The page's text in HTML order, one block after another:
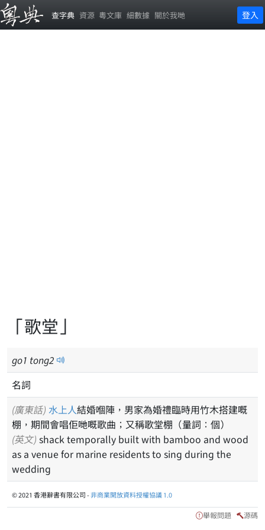
查字典 資源 粵文庫 細數據 關於我哋 登入
「歌堂」
go1 tong2
名詞
(廣東話) 水上人結婚嗰陣，男家為婚禮臨時用竹木搭建嘅
棚，期間會唱佢哋嘅歌曲；又稱歌堂棚（量詞：個）
(英文) shack temporally built with bamboo and wood
as a venue for marine residents to sing during the
wedding
© 2021 香港辭書有限公司 -非商業開放資料授權協議 1.0
舉報問題 源碼